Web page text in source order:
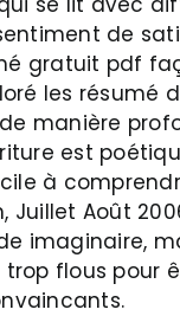
de
gratuit pdf
les résumé
manière
est
à
Juillet Août
imaginaire,
flous pour